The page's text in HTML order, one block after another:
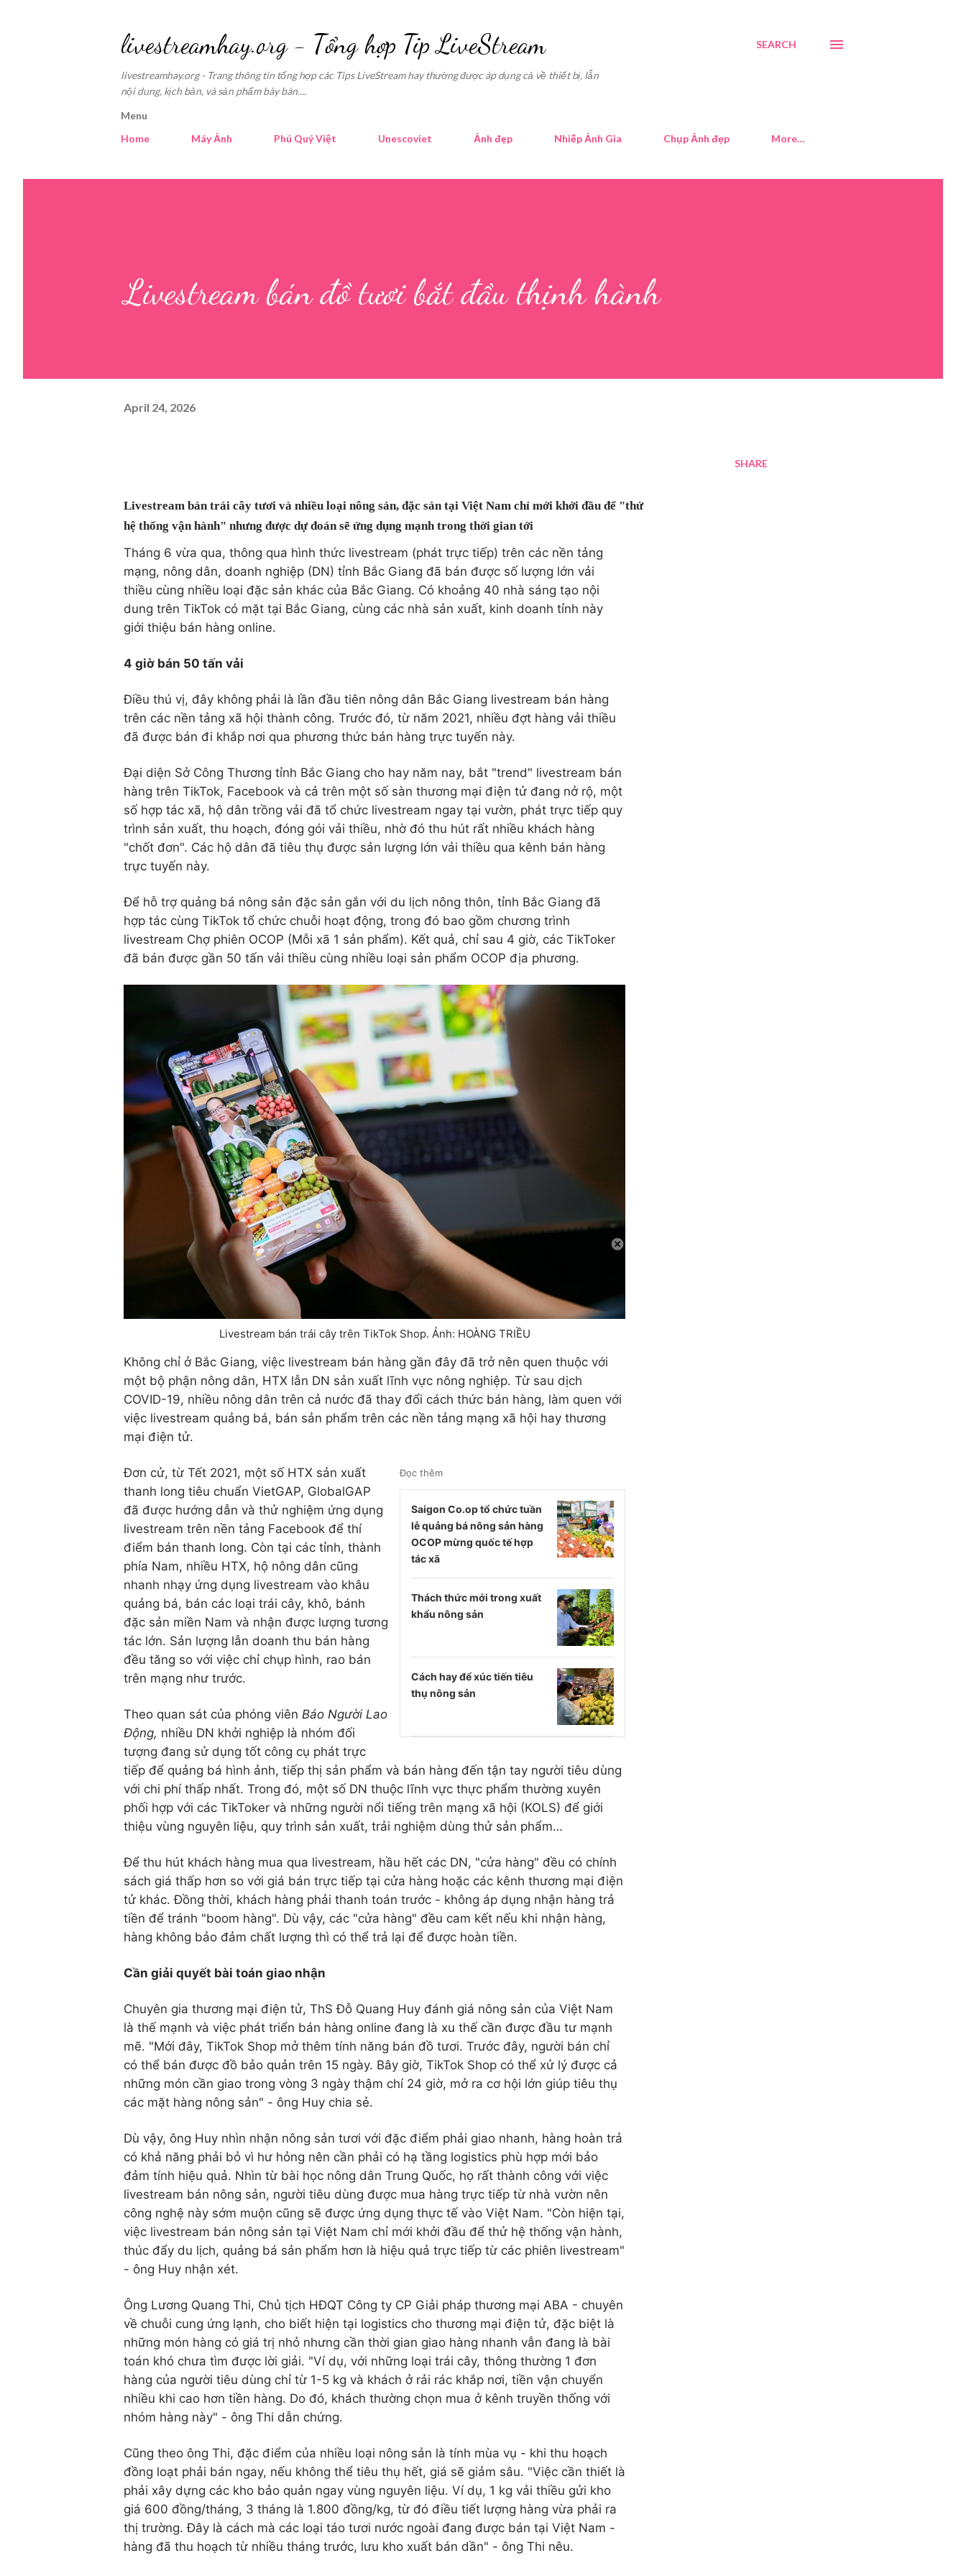
livestreamhay.org - Tổng hợp Tip LiveStream
livestreamhay.org - Trang thông tin tổng hợp các Tips LiveStream hay thường được áp dụng cả về thiết bị, lẫn
nội dung, kịch bản, và sản phẩm bày bán....
SEARCH
Menu
Home
Máy Ảnh Phú Quý Việt Unescoviet Ảnh đẹp Nhiếp Ảnh Gia Chụp Ảnh đẹp More…
Livestream bán đồ tươi bắt đầu thịnh hành
April 24, 2026
Livestream bán trái cây tươi và nhiều loại nông sản, đặc sản tại Việt Nam chỉ mới khởi đầu để "thử
hệ thống vận hành" nhưng được dự đoán sẽ ứng dụng mạnh trong thời gian tới
Tháng 6 vừa qua, thông qua hình thức livestream (phát trực tiếp) trên các nền tảng
mạng, nông dân, doanh nghiệp (DN) tỉnh Bắc Giang đã bán được số lượng lớn vải
thiều cùng nhiều loại đặc sản khác của Bắc Giang. Có khoảng 40 nhà sáng tạo nội
dung trên TikTok có mặt tại Bắc Giang, cùng các nhà sản xuất, kinh doanh tỉnh này
giới thiệu bán hàng online.
4 giờ bán 50 tấn vải
Điều thú vị, đây không phải là lần đầu tiên nông dân Bắc Giang livestream bán hàng
trên các nền tảng xã hội thành công. Trước đó, từ năm 2021, nhiều đợt hàng vải thiều
đã được bán đi khắp nơi qua phương thức bán hàng trực tuyến này.
Đại diện Sở Công Thương tỉnh Bắc Giang cho hay năm nay, bắt "trend" livestream bán
hàng trên TikTok, Facebook và cả trên một số sàn thương mại điện tử đang nở rộ, một
số hợp tác xã, hộ dân trồng vải đã tổ chức livestream ngay tại vườn, phát trực tiếp quy
trình sản xuất, thu hoạch, đóng gói vải thiều, nhờ đó thu hút rất nhiều khách hàng
"chốt đơn". Các hộ dân đã tiêu thụ được sản lượng lớn vải thiều qua kênh bán hàng
trực tuyến này.
Để hỗ trợ quảng bá nông sản đặc sản gắn với du lịch nông thôn, tỉnh Bắc Giang đã
hợp tác cùng TikTok tổ chức chuỗi hoạt động, trong đó bao gồm chương trình
livestream Chợ phiên OCOP (Mỗi xã 1 sản phẩm). Kết quả, chỉ sau 4 giờ, các TikToker
đã bán được gần 50 tấn vải thiều cùng nhiều loại sản phẩm OCOP địa phương.
Livestream bán trái cây trên TikTok Shop. Ảnh: HOÀNG TRIỀU
Không chỉ ở Bắc Giang, việc livestream bán hàng gần đây đã trở nên quen thuộc với
một bộ phận nông dân, HTX lẫn DN sản xuất lĩnh vực nông nghiệp. Từ sau dịch
COVID-19, nhiều nông dân trên cả nước đã thay đổi cách thức bán hàng, làm quen với
việc livestream quảng bá, bán sản phẩm trên các nền tảng mạng xã hội hay thương
mại điện tử.
Đọc thêm
Saigon Co.op tổ chức tuần
lễ quảng bá nông sản hàng
OCOP mừng quốc tế hợp
tác xã
Thách thức mới trong xuất
khẩu nông sản
Cách hay để xúc tiến tiêu
thụ nông sản
Đơn cử, từ Tết 2021, một số HTX sản xuất
thanh long tiêu chuẩn VietGAP, GlobalGAP
đã được hướng dẫn và thử nghiệm ứng dụng
livestream trên nền tảng Facebook để thí
điểm bán thanh long. Còn tại các tỉnh, thành
phía Nam, nhiều HTX, hộ nông dân cũng
nhanh nhạy ứng dụng livestream vào khâu
quảng bá, bán các loại trái cây, khô, bánh
đặc sản miền Nam và nhận được lượng tương
tác lớn. Sản lượng lẫn doanh thu bán hàng
đều tăng so với việc chỉ chụp hình, rao bán
trên mạng như trước.
Theo quan sát của phóng viên Báo Người Lao
Động, nhiều DN khởi nghiệp là nhóm đối
tượng đang sử dụng tốt công cụ phát trực
tiếp để quảng bá hình ảnh, tiếp thị sản phẩm và bán hàng đến tận tay người tiêu dùng
với chi phí thấp nhất. Trong đó, một số DN thuộc lĩnh vực thực phẩm thường xuyên
phối hợp với các TikToker và những người nổi tiếng trên mạng xã hội (KOLS) để giới
thiệu vùng nguyên liệu, quy trình sản xuất, trải nghiệm dùng thử sản phẩm…
Để thu hút khách hàng mua qua livestream, hầu hết các DN, "cửa hàng" đều có chính
sách giá thấp hơn so với giá bán trực tiếp tại cửa hàng hoặc các kênh thương mại điện
tử khác. Đồng thời, khách hàng phải thanh toán trước - không áp dụng nhận hàng trả
tiền để tránh "boom hàng". Dù vậy, các "cửa hàng" đều cam kết nếu khi nhận hàng,
hàng không bảo đảm chất lượng thì có thể trả lại để được hoàn tiền.
Cần giải quyết bài toán giao nhận
Chuyên gia thương mại điện tử, ThS Đỗ Quang Huy đánh giá nông sản của Việt Nam
là thế mạnh và việc phát triển bán hàng online đang là xu thế cần được đầu tư mạnh
mẽ. "Mới đây, TikTok Shop mở thêm tính năng bán đồ tươi. Trước đây, người bán chỉ
có thể bán được đồ bảo quản trên 15 ngày. Bây giờ, TikTok Shop có thể xử lý được cả
những món cần giao trong vòng 3 ngày thậm chí 24 giờ, mở ra cơ hội lớn giúp tiêu thụ
các mặt hàng nông sản" - ông Huy chia sẻ.
Dù vậy, ông Huy nhìn nhận nông sản tươi với đặc điểm phải giao nhanh, hàng hoàn trả
có khả năng phải bỏ vì hư hỏng nên cần phải có hạ tầng logistics phù hợp mới bảo
đảm tính hiệu quả. Nhìn từ bài học nông dân Trung Quốc, họ rất thành công với việc
livestream bán nông sản, người tiêu dùng được mua hàng trực tiếp từ nhà vườn nên
công nghệ này sớm muộn cũng sẽ được ứng dụng thực tế vào Việt Nam. "Còn hiện tại,
việc livestream bán nông sản tại Việt Nam chỉ mới khởi đầu để thử hệ thống vận hành,
thúc đẩy du lịch, quảng bá sản phẩm hơn là hiệu quả trực tiếp từ các phiên livestream"
- ông Huy nhận xét.
Ông Lương Quang Thi, Chủ tịch HĐQT Công ty CP Giải pháp thương mại ABA - chuyên
về chuỗi cung ứng lạnh, cho biết hiện tại logistics cho thương mại điện tử, đặc biệt là
những món hàng có giá trị nhỏ nhưng cần thời gian giao hàng nhanh vẫn đang là bài
toán khó chưa tìm được lời giải. "Ví dụ, với những loại trái cây, thông thường 1 đơn
hàng của người tiêu dùng chỉ từ 1-5 kg và khách ở rải rác khắp nơi, tiền vận chuyển
nhiều khi cao hơn tiền hàng. Do đó, khách thường chọn mua ở kênh truyền thống với
nhóm hàng này" - ông Thi dẫn chứng.
Cũng theo ông Thi, đặc điểm của nhiều loại nông sản là tính mùa vụ - khi thu hoạch
đồng loạt phải bán ngay, nếu không thể tiêu thụ hết, giá sẽ giảm sâu. "Việc cần thiết là
phải xây dựng các kho bảo quản ngay vùng nguyên liệu. Ví dụ, 1 kg vải thiều gửi kho
giá 600 đồng/tháng, 3 tháng là 1.800 đồng/kg, từ đó điều tiết lượng hàng vừa phải ra
thị trường. Đây là cách mà các loại táo tươi nước ngoài đang được bán tại Việt Nam -
hàng đã thu hoạch từ nhiều tháng trước, lưu kho xuất bán dần" - ông Thi nêu.
SHARE